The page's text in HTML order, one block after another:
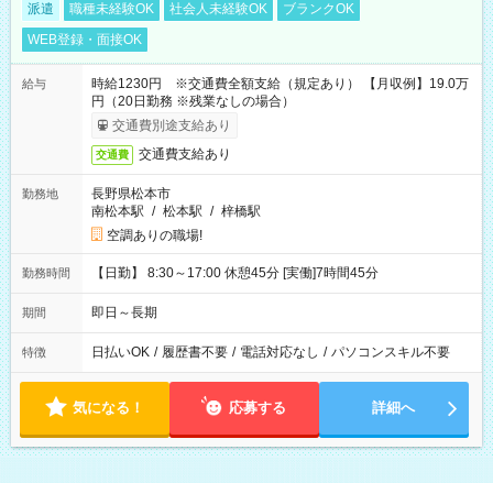
派遣 職種未経験OK 社会人未経験OK
ブランクOK
WEB登録・面接OK
給与
時給1230円 ※交通費全額支給（規定あり） 【月収例】19.0万
円（20日勤務 ※残業なしの場合）
交通費別途支給あり
交通費 交通費支給あり
勤務地
長野県松本市
南松本駅 / 松本駅 / 梓橋駅
空調ありの職場!
勤務時間 【日勤】 8:30～17:00 休憩45分 [実働]7時間45分
期間 即日～長期
特徴 日払いOK / 履歴書不要 / 電話対応なし / パソコンスキル不要
気になる！ 応募する 詳細へ